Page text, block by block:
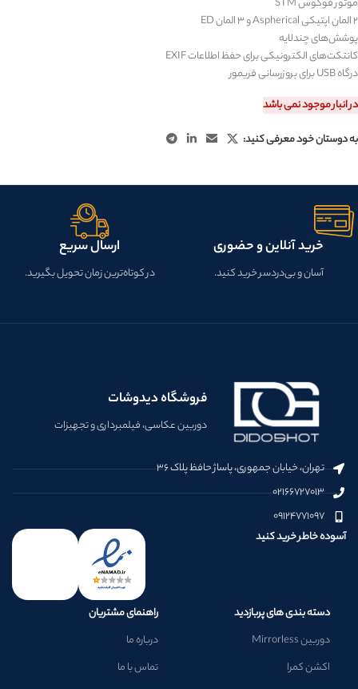
موتور فوکوسSTM
۲ المان اپتیکی
Asphericalو ۳ المان
ED
پوشش‌های چندلایه
کانتکت‌های الکترونیکی برای حفظ اطلاعاتEXIF
درگاهUSBبرای بروزرسانی فریمور
در انبار موجود نمی باشد
به دوستان خود معرفی کنید:
خرید آنلاین و حضوری
آسان و بی‌دردسر خرید کنید.
ارسال سریع
در کوتاه‌ترین زمان تحویل بگیرید.
فروشگاه دیدوشات
دوربین عکاسی، فیلمبرداری و تجهیزات
تهران، خیابان جمهوری، پاساژ حافظ پلاک ۳۶
۰۲۱۶۶۷۲۷۰۱۳
۰۹۱۲۴۷۷۱۰۹۷
دسته بندی های پربازدید
دوربین Mirrorless
اکشن کمرا
راهنمای مشتریان
درباره ما
تماس با ما
آسوده خاطر خرید کنید